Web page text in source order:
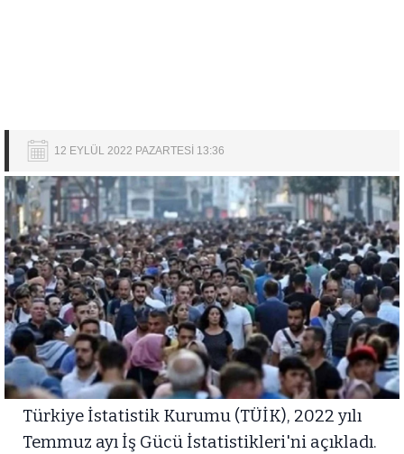
12 EYLÜL 2022 PAZARTESİ 13:36
Türkiye İstatistik Kurumu (TÜİK), 2022 yılı
Temmuz ayı İş Gücü İstatistikleri'ni açıkladı.